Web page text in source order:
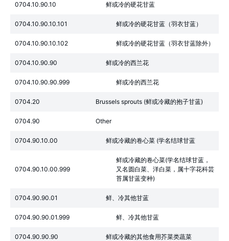
0704.10.90.10 鲜或冷的硬花甘蓝
0704.10.90.10.101 鲜或冷的硬花甘蓝（羽衣甘蓝）
0704.10.90.10.102 鲜或冷的硬花甘蓝（羽衣甘蓝除外）
0704.10.90.90 鲜或冷的西兰花
0704.10.90.90.999 鲜或冷的西兰花
0704.20 Brussels sprouts (鲜或冷藏的抱子甘蓝)
0704.90 Other
0704.90.10.00 鲜或冷藏的卷心菜 (学名结球甘蓝
0704.90.10.00.999
鲜或冷藏的卷心菜(学名结球甘蓝，
又名圆白菜、洋白菜，属十字花科芸
苔属甘蓝变种)
0704.90.90.01 鲜、冷其他甘蓝
0704.90.90.01.999 鲜、冷其他甘蓝
0704.90.90.90 鲜或冷藏的其他食用芥菜类蔬菜